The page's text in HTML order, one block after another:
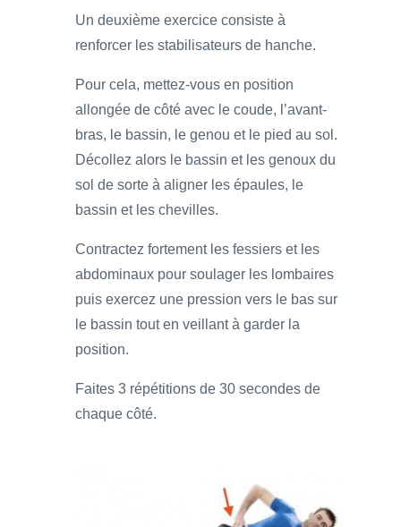
Un deuxième exercice consiste à
renforcer les stabilisateurs de hanche.
Pour cela, mettez-vous en position
allongée de côté avec le coude, l’avant-
bras, le bassin, le genou et le pied au sol.
Décollez alors le bassin et les genoux du
sol de sorte à aligner les épaules, le
bassin et les chevilles.
Contractez fortement les fessiers et les
abdominaux pour soulager les lombaires
puis exercez une pression vers le bas sur
le bassin tout en veillant à garder la
position.
Faites 3 répétitions de 30 secondes de
chaque côté.